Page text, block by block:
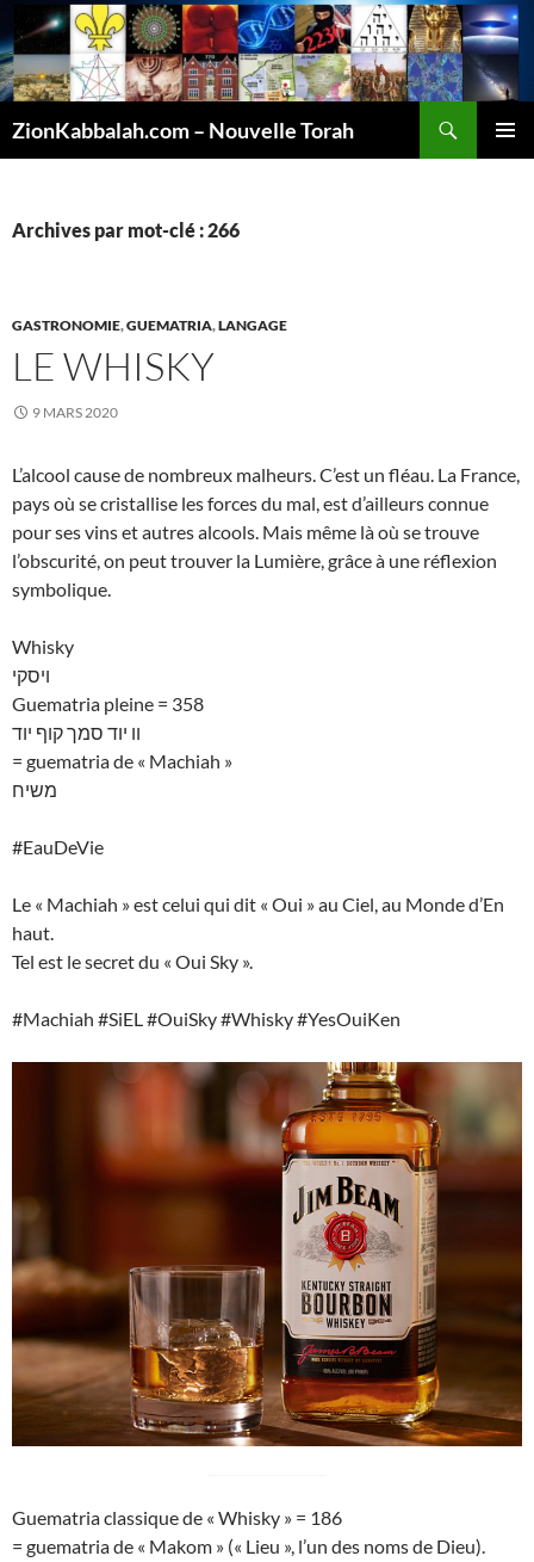
ZionKabbalah.com – Nouvelle Torah
Archives par mot-clé : 266
GASTRONOMIE,GUEMATRIA,LANGAGE
LE WHISKY
9 MARS 2020
L’alcool cause de nombreux malheurs. C’est un fléau. La France,
pays où se cristallise les forces du mal, est d’ailleurs connue
pour ses vins et autres alcools. Mais même là où se trouve
l’obscurité, on peut trouver la Lumière, grâce à une réflexion
symbolique.
Whisky
ויסקי
Guematria pleine = 358
וו יוד סמך קוף יוד
= guematria de « Machiah »
משיח
#EauDeVie
Le « Machiah » est celui qui dit « Oui » au Ciel, au Monde d’En
haut.
Tel est le secret du « Oui Sky ».
#Machiah #SiEL #OuiSky #Whisky #YesOuiKen
Guematria classique de « Whisky » = 186
= guematria de « Makom » (« Lieu », l’un des noms de Dieu).